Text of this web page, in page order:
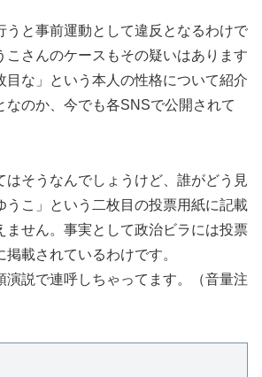
と事前運動として違反となるわけで
こさんのケースもその疑いはあります
目な」という本人の性格について紹介
なのか、今でも各SNSで公開されて
そうなんでしょうけど、誰がどう見
うこ」という二枚目の投票用紙に記載
ません。事実として政治ビラには投票
載されているわけです。
説で連呼しちゃってます。（音量注